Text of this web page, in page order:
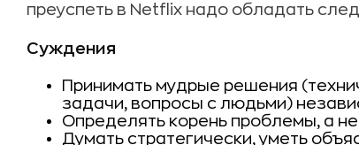
преуспеть в Netflix надо обладать
Суждения
Принимать мудрые решения
задачи, вопросы с людьми)
Определять корень проблемы, а
Думать стратегически, уметь